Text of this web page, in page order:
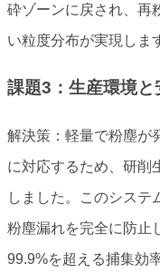
砕ゾーンに戻され、再
い粒度分布が実現しま
課題3：生産環境と
解決策：軽量で粉塵が
に対応するため、研削
しました。このシステ
粉塵漏れを完全に防止
99.9%を超える捕集効